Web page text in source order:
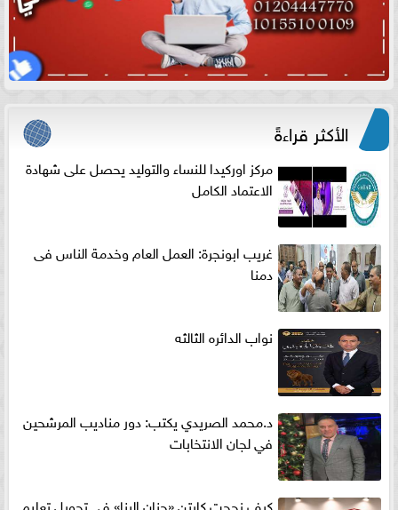
الأكثر قراءةً
مركز اوركيدا للنساء والتوليد يحصل على شهادة
الاعتماد الكامل
غريب ابونجرة: العمل العام وخدمة الناس فى
دمنا
نواب الدائره الثالثه
د.محمد الصريدي يكتب: دور مناديب المرشحين
في لجان الانتخابات
كيف نجحت كابتن «حنان البنا» في تحويل تعليم